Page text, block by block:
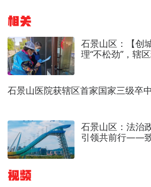
相关
石景山区：【创
理“不松劲”，辖
石景山医院获辖区首家国家三级卒
石景山区：法治
引领共前行——
视频